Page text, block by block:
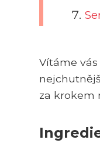
Vítáme
za krokem